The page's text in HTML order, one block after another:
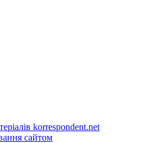
korrespondent.net
сайтом